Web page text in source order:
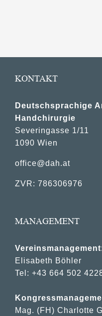
KONTAKT
Deutschsprachige
Handchirurgie
Severingasse 1/11
1090 Wien
office@dah.at
ZVR: 786306976
MANAGEMENT
Elisabeth Böhler
Tel: +43 664 502
Mag. (FH) Charlotte